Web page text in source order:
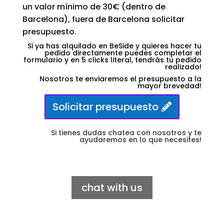
un valor mínimo de 30€ (dentro de
Barcelona), fuera de Barcelona solicitar
presupuesto.
Si ya has alquilado en BeSide y quieres hacer tu
pedido directamente puedes completar el
formulario y en 5 clicks literal, tendrás tu pedido
realizado!
Nosotros te enviaremos el presupuesto a la
mayor brevedad!
Solicitar presupuesto
Si tienes dudas chatea con nosotros y te
ayudaremos en lo que necesites!
chat with us